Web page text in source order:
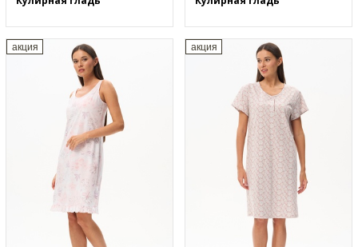
акция акция